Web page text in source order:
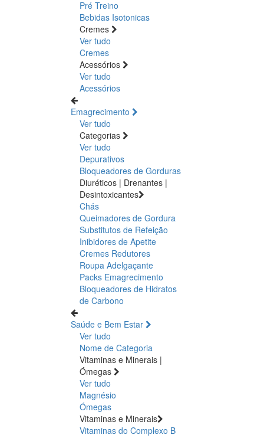
Pré Treino
Bebidas Isotonicas
Cremes
Ver tudo
Cremes
Acessórios
Ver tudo
Acessórios
Emagrecimento
Ver tudo
Categorias
Ver tudo
Depurativos
Bloqueadores de Gorduras
Diuréticos | Drenantes |
Desintoxicantes
Chás
Queimadores de Gordura
Substitutos de Refeição
Inibidores de Apetite
Cremes Redutores
Roupa Adelgaçante
Packs Emagrecimento
Bloqueadores de Hidratos
de Carbono
Saúde e Bem Estar
Ver tudo
Nome de Categoria
Vitaminas e Minerais |
Ómegas
Ver tudo
Magnésio
Ómegas
Vitaminas e Minerais
Vitaminas do Complexo B